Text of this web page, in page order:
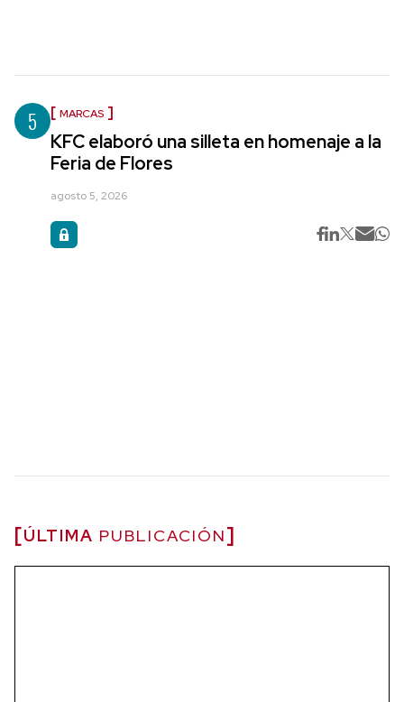
5 MARCAS
KFC elaboró una silleta en homenaje a la
Feria de Flores
agosto 5, 2026
ÚLTIMA PUBLICACIÓN